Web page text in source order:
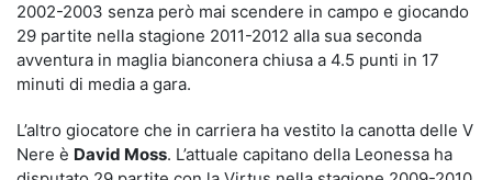
2002-2003 senza però mai scendere in campo e giocando
29 partite nella stagione 2011-2012 alla sua seconda
avventura in maglia bianconera chiusa a 4.5 punti in 17
minuti di media a gara.
L’altro giocatore che in carriera ha vestito la canotta delle V
Nere è David Moss. L’attuale capitano della Leonessa ha